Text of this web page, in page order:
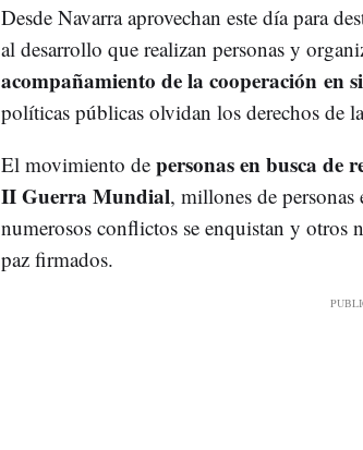
Desde Navarra aprovechan este día para
al desarrollo que realizan personas y
acompañamiento de la cooperación en
políticas públicas olvidan los derechos de
El movimiento depersonas en busca de
II Guerra Mundial, millones de
numerosos conflictos se enquistan y otros
paz firmados.